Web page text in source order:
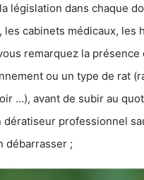
législation dans chaque
cabinets médicaux, les
remarquez la présence
ou un type de rat
…), avant de subir au
dératiseur professionnel
débarrasser ;